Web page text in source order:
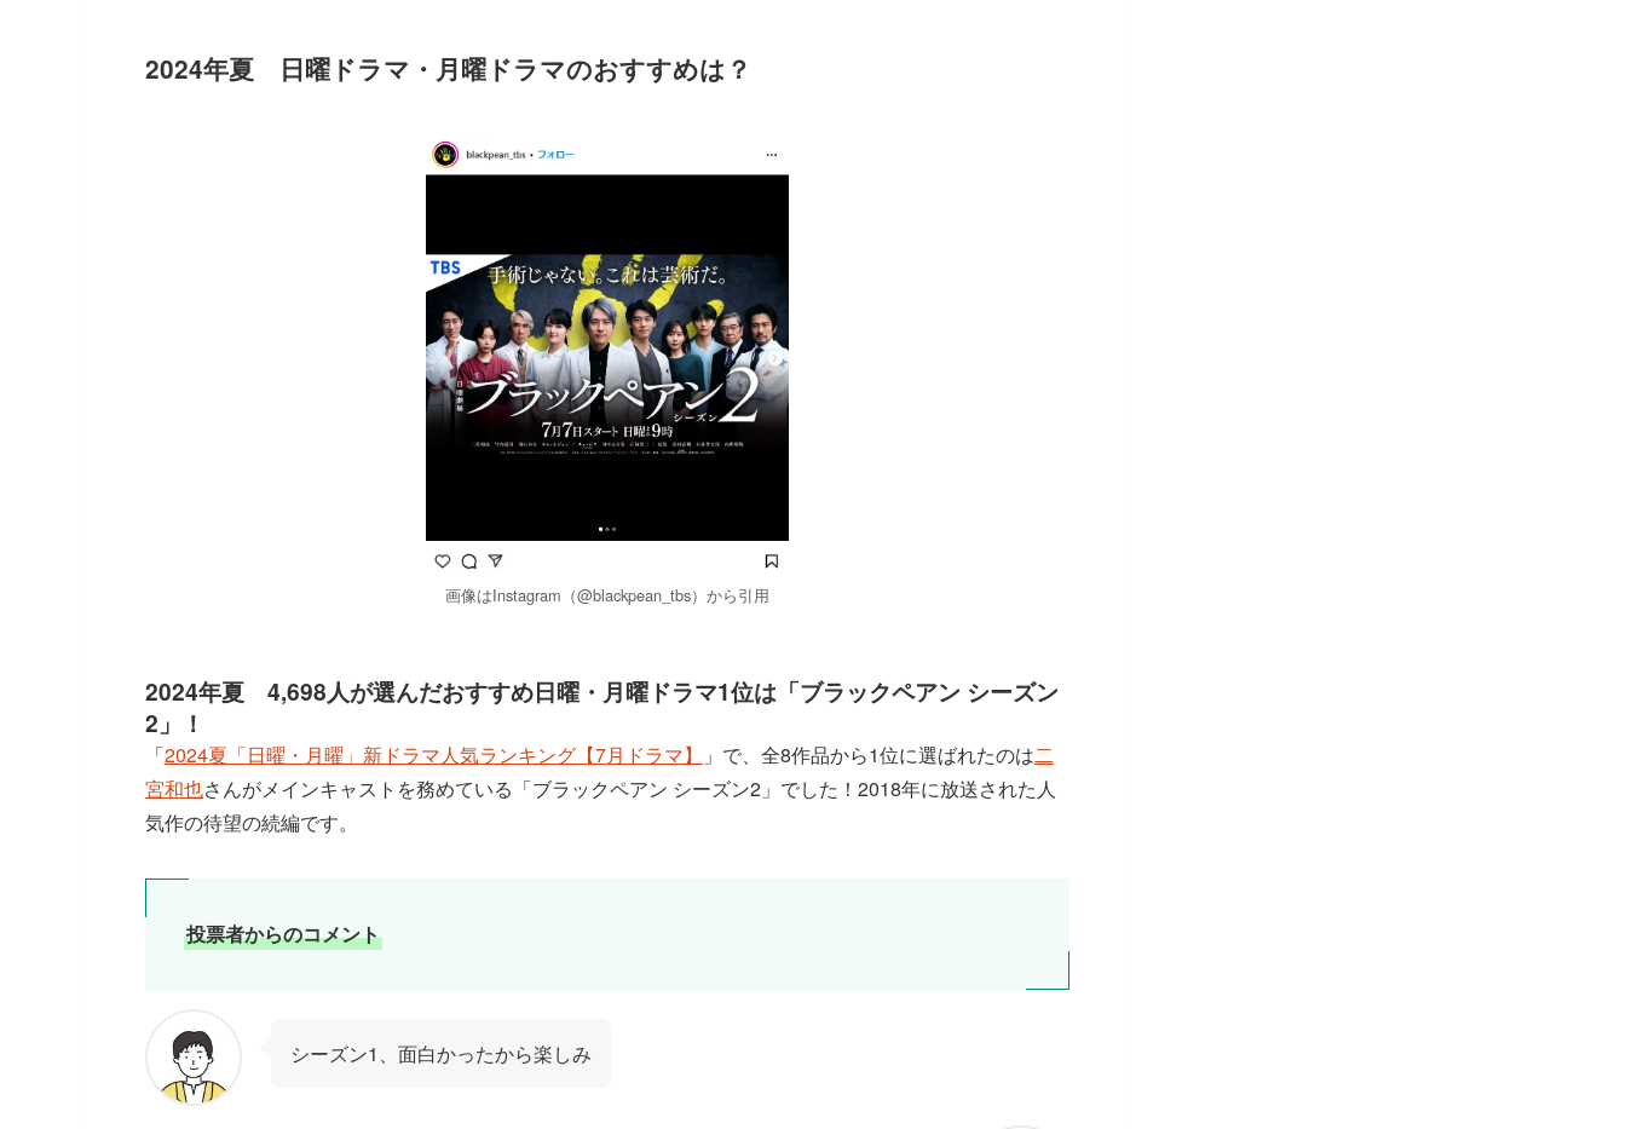
2024年夏 日曜ドラマ・月曜ドラマのおすすめは？
画像はInstagram（@blackpean_tbs）から引用
2024年夏 4,698人が選んだおすすめ日曜・月曜ドラマ1位は「ブラックペアン シーズン
2」！
「2024夏「日曜・月曜」新ドラマ人気ランキング【7月ドラマ】 」で、全8作品から1位に選ばれたのは二
宮和也さんがメインキャストを務めている「ブラックペアン シーズン2」でした！2018年に放送された人
気作の待望の続編です。
投票者からのコメント
シーズン1、面白かったから楽しみ